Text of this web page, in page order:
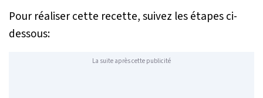
Pour réaliser cette recette, suivez les étapes ci-
dessous:
La suite après cette publicité